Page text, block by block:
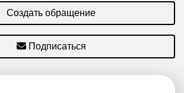
Создать обращение
Подписаться